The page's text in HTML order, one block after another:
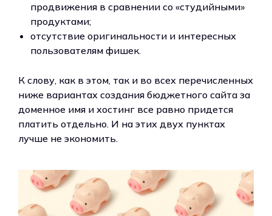
продвижения в сравнении со «студийными»
продуктами;
отсутствие оригинальности и интересных
пользователям фишек.
К слову, как в этом, так и во всех перечисленных
ниже вариантах создания бюджетного сайта за
доменное имя и хостинг все равно придется
платить отдельно. И на этих двух пунктах
лучше не экономить.